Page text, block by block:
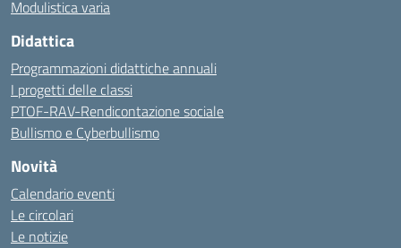
Modulistica varia
Didattica
Programmazioni didattiche annuali
I progetti delle classi
PTOF-RAV-Rendicontazione sociale
Bullismo e Cyberbullismo
Novità
Calendario eventi
Le circolari
Le notizie